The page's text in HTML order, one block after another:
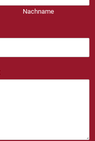
Nachname